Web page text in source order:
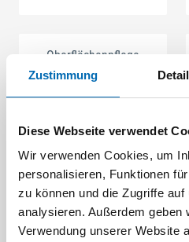
Zustimmung
Diese Webseite verwendet
Wir verwenden Cookies, um
personalisieren, Funktionen
zu können und die Zugriffe
analysieren. Außerdem geben
Verwendung unserer Website
Oberflächenpflege